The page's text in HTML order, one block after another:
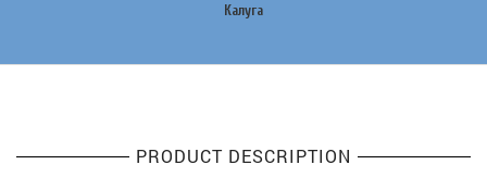
Калуга
PRODUCT DESCRIPTION